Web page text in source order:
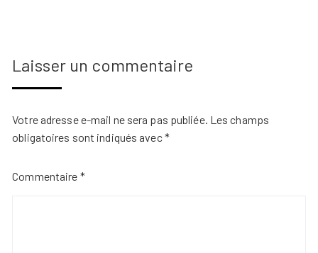
Laisser un commentaire
Votre adresse e-mail ne sera pas publiée. Les champs
obligatoires sont indiqués avec*
Commentaire *